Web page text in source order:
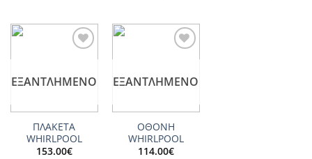
ΕΞΑΝΤΛΗΜΈΝΟ
ΠΛΑΚΕΤΑ
WHIRLPOOL
153.00€
ΕΞΑΝΤΛΗΜΈΝΟ
ΟΘΟΝΗ
WHIRLPOOL
114.00€